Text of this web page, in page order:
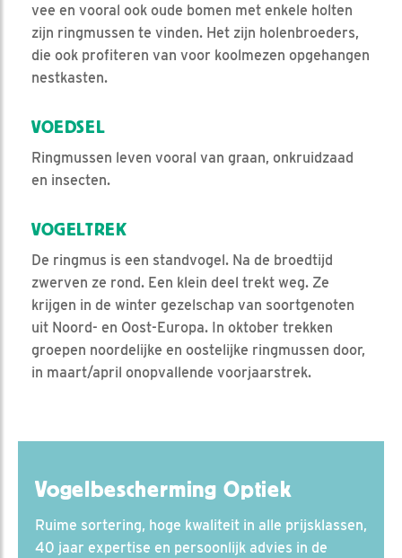
vee en vooral ook oude bomen met enkele holten
zijn ringmussen te vinden. Het zijn holenbroeders,
die ook profiteren van voor koolmezen opgehangen
nestkasten.
VOEDSEL
Ringmussen leven vooral van graan, onkruidzaad
en insecten.
VOGELTREK
De ringmus is een standvogel. Na de broedtijd
zwerven ze rond. Een klein deel trekt weg. Ze
krijgen in de winter gezelschap van soortgenoten
uit Noord- en Oost-Europa. In oktober trekken
groepen noordelijke en oostelijke ringmussen door,
in maart/april onopvallende voorjaarstrek.
Vogelbescherming Optiek
Ruime sortering, hoge kwaliteit in alle prijsklassen,
40 jaar expertise en persoonlijk advies in de